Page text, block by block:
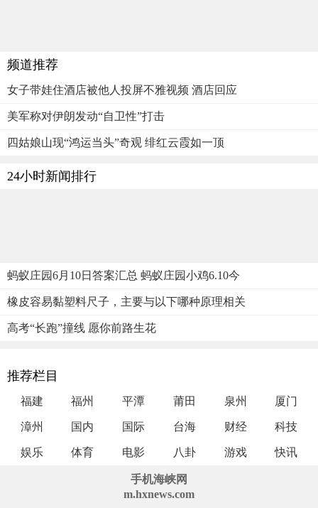
频道推荐
女子带娃住酒店被他人投屏不雅视频 酒店回应
美军称对伊朗发动“自卫性”打击
四姑娘山现“鸿运当头”奇观 绯红云霞如一顶
24小时新闻排行
蚂蚁庄园6月10日答案汇总 蚂蚁庄园小鸡6.10今
橡皮容易黏塑料尺子，主要与以下哪种原理相关
高考“长跑”撞线 愿你前路生花
推荐栏目
福建 福州 平潭 莆田 泉州 厦门
漳州 国内 国际 台海 财经 科技
娱乐 体育 电影 八卦 游戏 快讯
手机海峡网
m.hxnews.com